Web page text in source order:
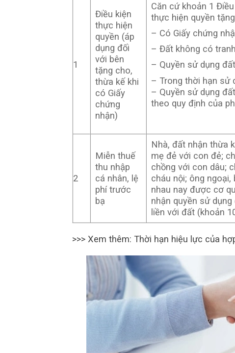
1
Điều kiện
thực hiện
quyền (áp
dụng đối
với bên
tặng cho,
thừa kế khi
có Giấy
chứng
nhận)
Căn cứ khoản 1
thực hiện quyền
– Có Giấy chứng
– Đất không có
– Quyền sử dụng
– Trong thời hạn sử
– Quyền sử dụng
theo quy định của
2
Miễn thuế
thu nhập
cá nhân, lệ
phí trước
bạ
Nhà, đất nhận thừa
mẹ đẻ với con đẻ;
chồng với con dâu;
cháu nội; ông
nhau nay được cơ
nhận quyền sử
liền với đất (khoản
>>> Xem thêm: Thời hạn hiệu lực của